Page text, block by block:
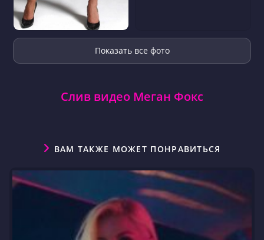
Показать все фото
Слив видео Меган Фокс
ВАМ ТАКЖЕ МОЖЕТ ПОНРАВИТЬСЯ